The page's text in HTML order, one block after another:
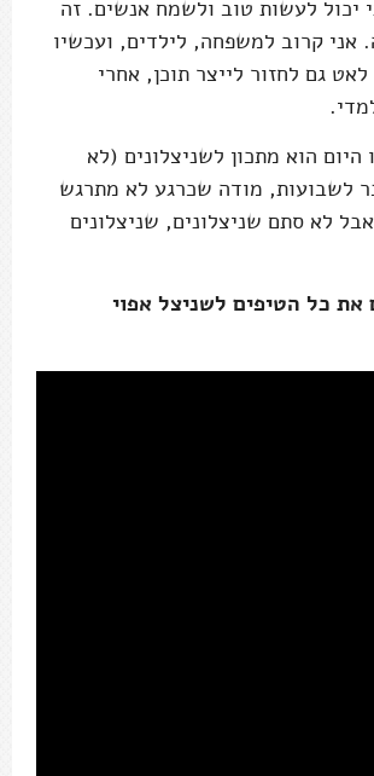
יכול לעשות טוב ולשמח אנשים. זה
אני קרוב למשפחה, לילדים, ועכשיו
גם לחזור לייצר תוכן, אחרי
היום הוא מתכון לשניצלונים (לא
לשבועות, מודה שכרגע לא מתרגש
לא סתם שניצלונים, שניצלונים
את כל הטיפים לשניצל אפוי